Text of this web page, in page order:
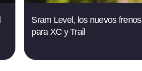
Sram Level, los nuevos frenos
para XC y Trail